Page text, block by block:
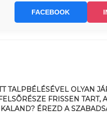
FACEBOOK
TALPBÉLÉSÉVEL OLYAN
FRISSEN
ÉREZD A